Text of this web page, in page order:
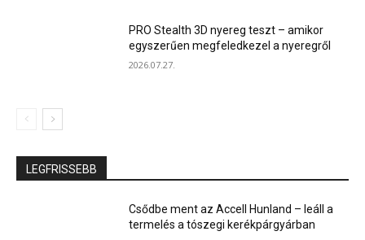
PRO Stealth 3D nyereg teszt – amikor
egyszerűen megfeledkezel a nyeregről
2026.07.27.
LEGFRISSEBB
Csődbe ment az Accell Hunland – leáll a
termelés a tószegi kerékpárgyárban